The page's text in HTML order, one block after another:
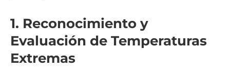
1. Reconocimiento y
Evaluación de Temperaturas
Extremas